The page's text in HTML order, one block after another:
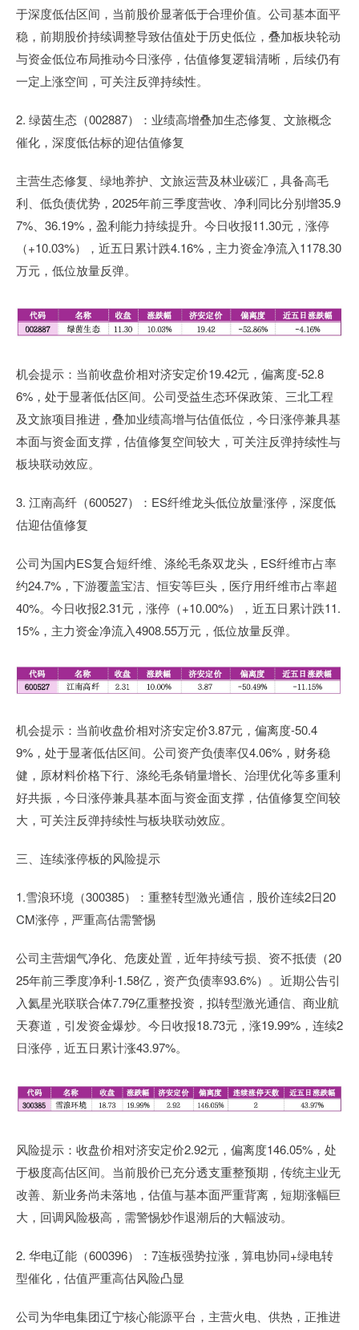
于深度低估区间，当前股价显著低于合理价值。公司基本面平
稳，前期股价持续调整导致估值处于历史低位，叠加板块轮动
与资金低位布局推动今日涨停，估值修复逻辑清晰，后续仍有
一定上涨空间，可关注反弹持续性。
2. 绿茵生态（002887）：业绩高增叠加生态修复、文旅概念
催化，深度低估标的迎估值修复
主营生态修复、绿地养护、文旅运营及林业碳汇，具备高毛
利、低负债优势，2025年前三季度营收、净利同比分别增35.9
7%、36.19%，盈利能力持续提升。今日收报11.30元，涨停
（+10.03%），近五日累计跌4.16%，主力资金净流入1178.30
万元，低位放量反弹。
机会提示：当前收盘价相对济安定价19.42元，偏离度-52.8
6%，处于显著低估区间。公司受益生态环保政策、三北工程
及文旅项目推进，叠加业绩高增与估值低位，今日涨停兼具基
本面与资金面支撑，估值修复空间较大，可关注反弹持续性与
板块联动效应。
3. 江南高纤（600527）：ES纤维龙头低位放量涨停，深度低
估迎估值修复
公司为国内ES复合短纤维、涤纶毛条双龙头，ES纤维市占率
约24.7%，下游覆盖宝洁、恒安等巨头，医疗用纤维市占率超
40%。今日收报2.31元，涨停（+10.00%），近五日累计跌11.
15%，主力资金净流入4908.55万元，低位放量反弹。
机会提示：当前收盘价相对济安定价3.87元，偏离度-50.4
9%，处于显著低估区间。公司资产负债率仅4.06%，财务稳
健，原材料价格下行、涤纶毛条销量增长、治理优化等多重利
好共振，今日涨停兼具基本面与资金面支撑，估值修复空间较
大，可关注反弹持续性与板块联动效应。
三、连续涨停板的风险提示
1.雪浪环境（300385）：重整转型激光通信，股价连续2日20
CM涨停，严重高估需警惕
公司主营烟气净化、危废处置，近年持续亏损、资不抵债（20
25年前三季度净利-1.58亿，资产负债率93.6%）。近期公告引
入氦星光联联合体7.79亿重整投资，拟转型激光通信、商业航
天赛道，引发资金爆炒。今日收报18.73元，涨19.99%，连续2
日涨停，近五日累计涨43.97%。
风险提示：收盘价相对济安定价2.92元，偏离度146.05%，处
于极度高估区间。当前股价已充分透支重整预期，传统主业无
改善、新业务尚未落地，估值与基本面严重背离，短期涨幅巨
大，回调风险极高，需警惕炒作退潮后的大幅波动。
2. 华电辽能（600396）：7连板强势拉涨，算电协同+绿电转
型催化，估值严重高估风险凸显
公司为华电集团辽宁核心能源平台，主营火电、供热，正推进